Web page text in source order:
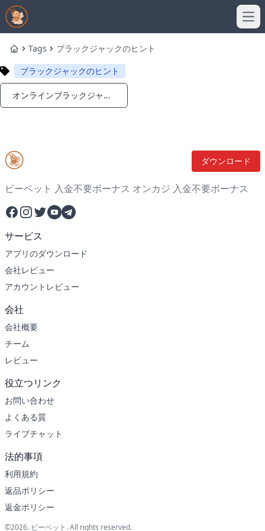
HomeTags
ブラックジャックのヒント
ブラックジャックのヒント
Notifications オンラインブラックジャックで勝つ方法：2025年の戦略
ダウンロード
ビーベット 入金不要ボーナス オンカジ 入金不要ボーナス
Facebook
Instagram
Twitter
YouTube
Telegram
サービス
アプリのダウンロード
会社レビュー
アカウントレビュー
会社
会社概要
チーム
レビュー
役立つリンク
お問い合わせ
よくある質
ライブチャット
法的事項
利用規約
返品ポリシー
返金ポリシー
©2026. ビーベット. All rights reserved.